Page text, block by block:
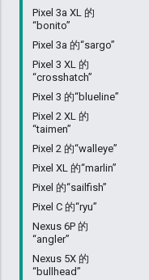
Pixel 3a XL 的
“bonito”
Pixel 3a 的“sargo”
Pixel 3 XL 的
“crosshatch”
Pixel 3 的“blueline”
Pixel 2 XL 的
“taimen”
Pixel 2 的“walleye”
Pixel XL 的“marlin”
Pixel 的“sailfish”
Pixel C 的“ryu”
Nexus 6P 的
“angler”
Nexus 5X 的
“bullhead”